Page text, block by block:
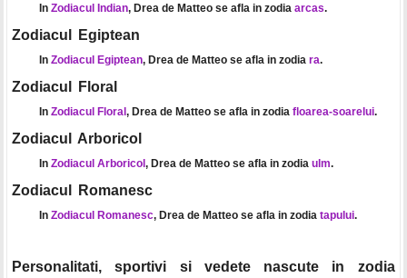
In Zodiacul Indian, Drea de Matteo se afla in zodia arcas.
Zodiacul Egiptean
In Zodiacul Egiptean, Drea de Matteo se afla in zodia ra.
Zodiacul Floral
In Zodiacul Floral , Drea de Matteo se afla in zodia floarea-soarelui.
Zodiacul Arboricol
In Zodiacul Arboricol , Drea de Matteo se afla in zodia ulm.
Zodiacul Romanesc
In Zodiacul Romanesc, Drea de Matteo se afla in zodia tapului.
Personalitati, sportivi si vedete nascute in zodia